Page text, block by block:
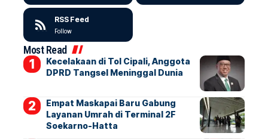
RSS Feed
Follow
Most Read
Kecelakaan di Tol Cipali, Anggota
DPRD Tangsel Meninggal Dunia
Empat Maskapai Baru Gabung
Layanan Umrah di Terminal 2F
Soekarno-Hatta